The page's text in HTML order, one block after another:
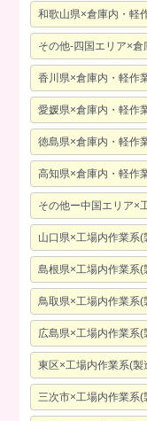
和歌山県×倉庫内・軽
その他-四国エリア×
香川県×倉庫内・軽作
愛媛県×倉庫内・軽作
徳島県×倉庫内・軽作
高知県×倉庫内・軽作
その他ー中国エリア×
山口県×工場内作業系
島根県×工場内作業系
鳥取県×工場内作業系
広島県×工場内作業系
東区×工場内作業系(
三次市×工場内作業系